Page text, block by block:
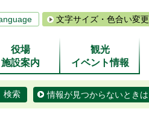
文字サイズ・色合い変更
役場
施設案内
観光
イベント情報
情報が見つからないときは